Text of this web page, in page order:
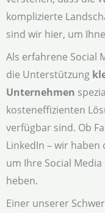
komplizierte
sind wir hier, um
Als erfahrene Social
die Unterstützung
Unternehmen
kosteneffizienten
verfügbar sind. Ob
LinkedIn – wir haben
um Ihre Social
heben.
Einer unserer